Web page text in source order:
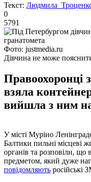
Текст: Людмила
0
5791
Фото: justmedia.ru
Дівчина не може
Правоохоронці
взяла
вийшла з ним
У місті Муріно
Балтики пильні місцеві
органів та розповіли, що
предметом, який дуже
повідомляють російські